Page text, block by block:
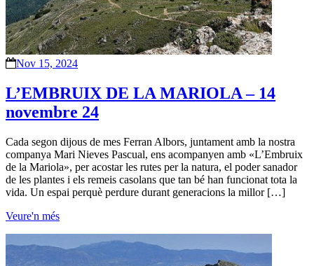
Nov 15, 2024
L’EMBRUIX DE LA MARIOLA – 14
novembre 24
Cada segon dijous de mes Ferran Albors, juntament amb la nostra
companya Mari Nieves Pascual, ens acompanyen amb «L’Embruix
de la Mariola», per acostar les rutes per la natura, el poder sanador
de les plantes i els remeis casolans que tan bé han funcionat tota la
vida. Un espai perquè perdure durant generacions la millor […]
Veure'n més